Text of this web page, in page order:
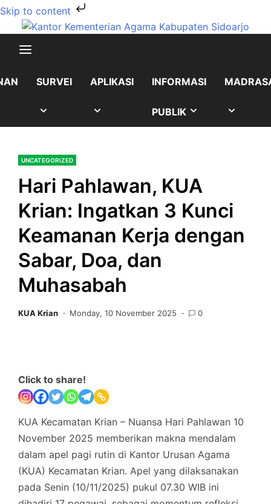
Skip to content
content
SURVEI APLIKASI INFORMASI
PUBLIK SHOW
UNCATEGORIZED
Hari Pahlawan, KUA
Krian: Ingatkan 3 Kunci
Keamanan Kerja dengan
Sabar, Doa, dan
Muhasabah
KUA Krian Monday, 10 November 2025 0
Click to share!
KUA Kecamatan Krian – Nuansa Hari Pahlawan 10
November 2025 memberikan makna mendalam
dalam apel pagi rutin di Kantor Urusan Agama
(KUA) Kecamatan Krian. Apel yang dilaksanakan
pada Senin (10/11/2025) pukul 07.30 WIB ini